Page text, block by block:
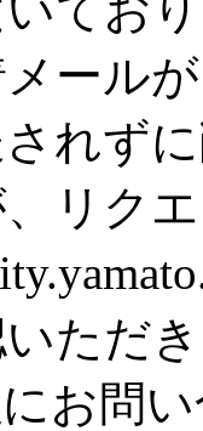
ール
れず
、リク
ただ
お問